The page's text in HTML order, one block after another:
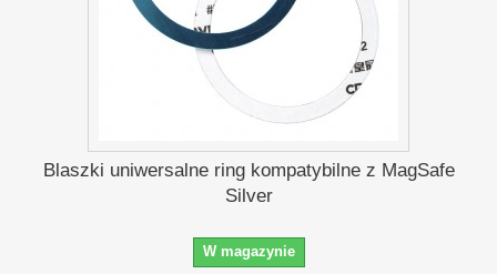
Blaszki uniwersalne ring kompatybilne z MagSafe
Silver
W magazynie